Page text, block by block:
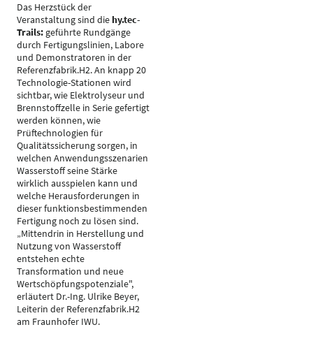
Das Herzstück der
Veranstaltung sind die hy.tec-
Trails: geführte Rundgänge
durch Fertigungslinien, Labore
und Demonstratoren in der
Referenzfabrik.H2. An knapp 20
Technologie-Stationen wird
sichtbar, wie Elektrolyseur und
Brennstoffzelle in Serie gefertigt
werden können, wie
Prüftechnologien für
Qualitätssicherung sorgen, in
welchen Anwendungsszenarien
Wasserstoff seine Stärke
wirklich ausspielen kann und
welche Herausforderungen in
dieser funktionsbestimmenden
Fertigung noch zu lösen sind.
„Mittendrin in Herstellung und
Nutzung von Wasserstoff
entstehen echte
Transformation und neue
Wertschöpfungspotenziale",
erläutert Dr.-Ing. Ulrike Beyer,
Leiterin der Referenzfabrik.H2
am Fraunhofer IWU.